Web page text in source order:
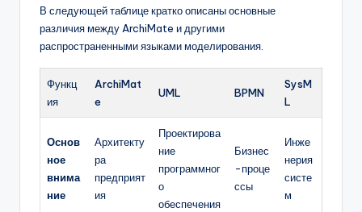
В следующей таблице кратко описаны основные
различия между ArchiMate и другими
распространенными языками моделирования.
Функц
ия
ArchiMat
e
UML BPMN
SysM
L
Основ
ное
внима
ние
Архитекту
ра
предприят
ия
Проектирова
ние
программног
о
обеспечения
Бизнес
-проце
ссы
Инже
нерия
систе
м